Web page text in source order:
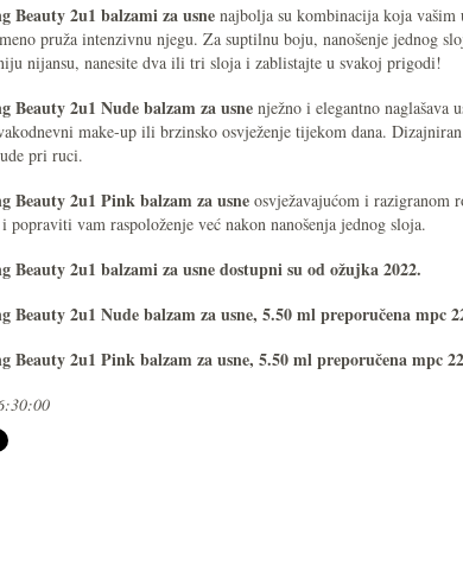
Beauty 2u1 balzami za usne najbolja su kombinacija koja vašim
pruža intenzivnu njegu. Za suptilnu boju, nanošenje jednog
nijansu, nanesite dva ili tri sloja i zablistajte u svakoj prigodi!
Beauty 2u1 Nude balzam za usne nježno i elegantno naglašava
make-up ili brzinsko osvježenje tijekom dana.
pri ruci.
Beauty 2u1 Pink balzam za usne osvježavajućom i razigranom
popraviti vam raspoloženje već nakon nanošenja jednog sloja.
Beauty 2u1 balzami za usne dostupni su od ožujka 2022.
Beauty 2u1 Nude balzam za usne, 5.50 ml preporučena mpc
Beauty 2u1 Pink balzam za usne, 5.50 ml preporučena mpc